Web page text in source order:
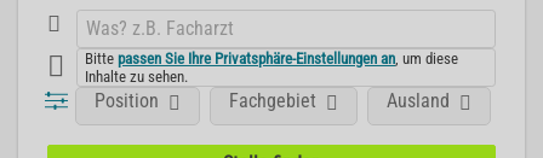
Bittepassen Sie Ihre Privatsphäre-Einstellungen an , um diese
Inhalte zu sehen.
Position Fachgebiet Ausland